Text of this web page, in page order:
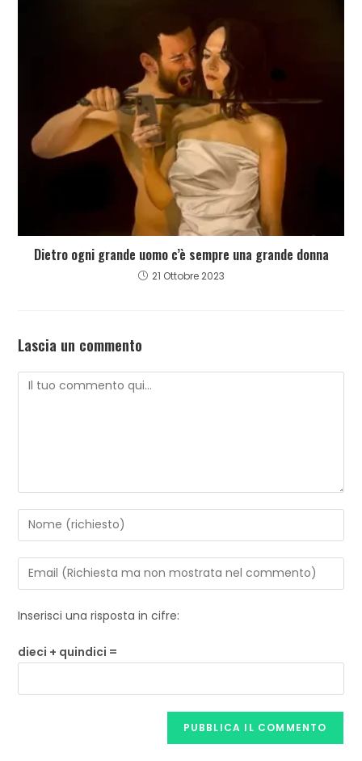
Dietro ogni grande uomo c’è sempre una grande donna
21 Ottobre 2023
Lascia un commento
Inserisci una risposta in cifre:
dieci + quindici =